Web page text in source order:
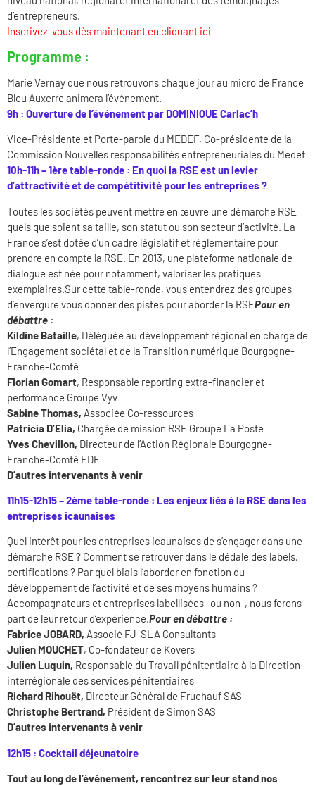
d’entrepreneurs.
Inscrivez-vous dès maintenant en cliquant ici
Programme :
Marie Vernay que nous retrouvons chaque jour au micro de France
Bleu Auxerre animera l’événement.
9h : Ouverture de l’événement par DOMINIQUE Carlac’h
Vice-Présidente et Porte-parole du MEDEF, Co-présidente de la
Commission Nouvelles responsabilités entrepreneuriales du Medef
10h-11h – 1ère table-ronde : En quoi la RSE est un levier
d’attractivité et de compétitivité pour les entreprises ?
Toutes les sociétés peuvent mettre en œuvre une démarche RSE
quels que soient sa taille, son statut ou son secteur d’activité. La
France s’est dotée d’un cadre législatif et réglementaire pour
prendre en compte la RSE. En 2013, une plateforme nationale de
dialogue est née pour notamment, valoriser les pratiques
exemplaires.Sur cette table-ronde, vous entendrez des groupes
d’envergure vous donner des pistes pour aborder la RSEPour en
débattre :
Kildine Bataille, Déléguée au développement régional en charge de
l’Engagement sociétal et de la Transition numérique Bourgogne-
Franche-Comté
Florian Gomart, Responsable reporting extra-financier et
performance Groupe Vyv
Sabine Thomas, Associée Co-ressources
Patricia D’Elia, Chargée de mission RSE Groupe La Poste
Yves Chevillon, Directeur de l’Action Régionale Bourgogne-
Franche-Comté EDF
D’autres intervenants à venir
11h15-12h15 – 2ème table-ronde : Les enjeux liés à la RSE dans les
entreprises icaunaises
Quel intérêt pour les entreprises icaunaises de s’engager dans une
démarche RSE ? Comment se retrouver dans le dédale des labels,
certifications ? Par quel biais l’aborder en fonction du
développement de l’activité et de ses moyens humains ?
Accompagnateurs et entreprises labellisées -ou non-, nous ferons
part de leur retour d’expérience.Pour en débattre :
Fabrice JOBARD, Associé FJ-SLA Consultants
Julien MOUCHET, Co-fondateur de Kovers
Julien Luquin, Responsable du Travail pénitentiaire à la Direction
interrégionale des services pénitentiaires
Richard Rihouët, Directeur Général de Fruehauf SAS
Christophe Bertrand, Président de Simon SAS
D’autres intervenants à venir
12h15 : Cocktail déjeunatoire
Tout au long de l’événement, rencontrez sur leur stand nos